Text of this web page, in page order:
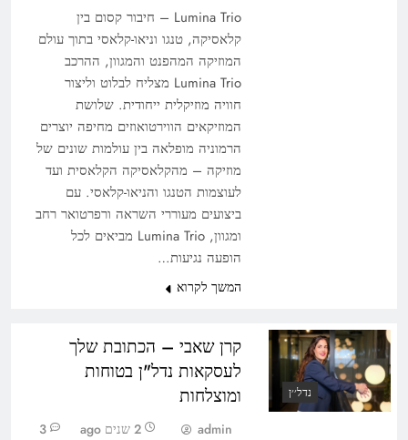
Lumina Trio – חיבור קסום בין
קלאסיקה, טנגו וניאו-קלאסי בתוך עולם
המוזיקה המהפנט והמגוון, ההרכב
Lumina Trio מצליח לבלוט וליצור
חוויה מוזיקלית ייחודית. שלושת
המוזיקאים הווירטואוזים מחיפה יוצרים
הרמוניה מופלאה בין עולמות שונים של
מוזיקה – מהקלאסיקה הקלאסית ועד
לעוצמות הטנגו והניאו-קלאסי. עם
ביצועים מעוררי השראה ורפרטואר רחב
ומגוון, Lumina Trio מביאים לכל
הופעה נגיעות…
המשך לקרוא
נדל׳׳ן
קרן שאבי – הכתובת שלך
לעסקאות נדל"ן בטוחות
ומוצלחות
admin 2 שנים ago
3